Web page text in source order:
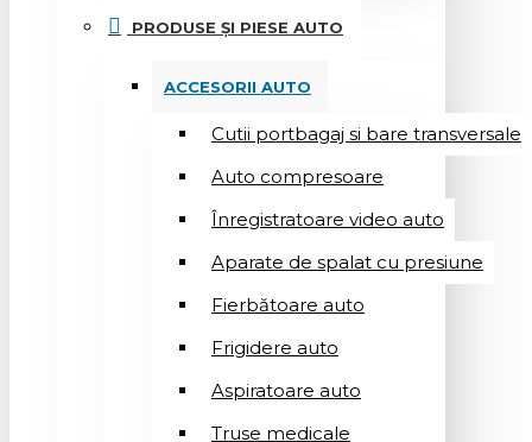
PRODUSE ȘI PIESE AUTO
ACCESORII AUTO
Cutii portbagaj si bare transversale
Auto compresoare
Înregistratoare video auto
Aparate de spalat cu presiune
Fierbătoare auto
Frigidere auto
Aspiratoare auto
Truse medicale